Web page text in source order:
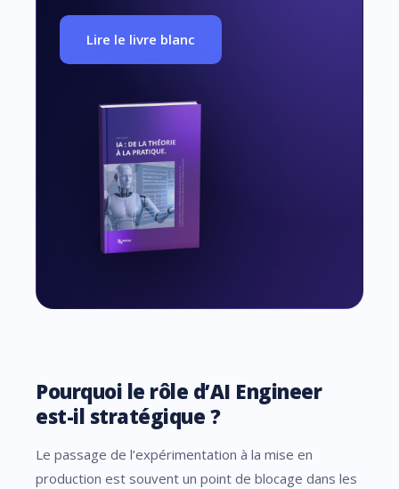
Lire le livre blanc
Pourquoi le rôle d’AI Engineer
est-il stratégique ?
Le passage de l’expérimentation à la mise en
production est souvent un point de blocage dans les